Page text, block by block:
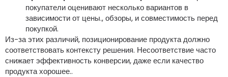
покупатели оценивают несколько вариантов в
зависимости от цены., обзоры, и совместимость перед
покупкой.
Из-за этих различий, позиционирование продукта должно
соответствовать контексту решения. Несоответствие часто
снижает эффективность конверсии, даже если качество
продукта хорошее..